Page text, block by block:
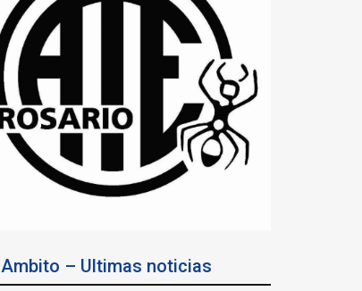
Ambito – Ultimas noticias